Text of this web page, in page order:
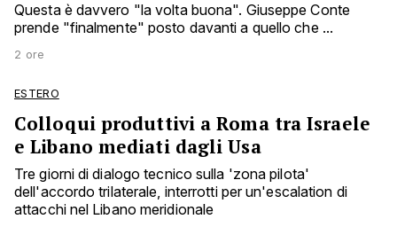
Questa è davvero "la volta buona". Giuseppe Conte
prende "finalmente" posto davanti a quello che ...
2 ore
ESTERO
Colloqui produttivi a Roma tra Israele
e Libano mediati dagli Usa
Tre giorni di dialogo tecnico sulla 'zona pilota'
dell'accordo trilaterale, interrotti per un'escalation di
attacchi nel Libano meridionale